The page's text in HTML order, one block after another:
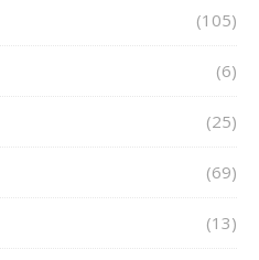
(105)
(6)
(25)
(69)
(13)